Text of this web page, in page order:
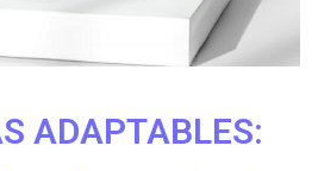
ADAPTABLES: